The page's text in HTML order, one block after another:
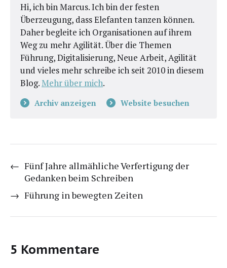
Hi, ich bin Marcus. Ich bin der festen
Überzeugung, dass Elefanten tanzen können.
Daher begleite ich Organisationen auf ihrem
Weg zu mehr Agilität. Über die Themen
Führung, Digitalisierung, Neue Arbeit, Agilität
und vieles mehr schreibe ich seit 2010 in diesem
Blog.Mehr über mich.
Archiv anzeigen Website besuchen
← Fünf Jahre allmähliche Verfertigung der
Gedanken beim Schreiben
→ Führung in bewegten Zeiten
5 Kommentare